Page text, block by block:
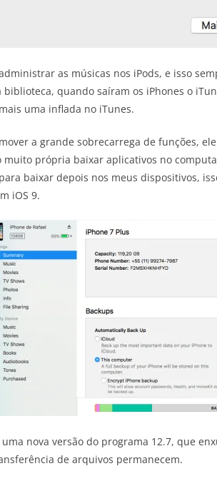
as músicas nos iPods, e isso
quando saíram os iPhones o
uma inflada no iTunes.
a grande sobrecarrega de funções,
própria baixar aplicativos no
baixar depois nos meus dispositivos,
iOS 9.
nova versão do programa 12.7, que
de arquivos permanecem.